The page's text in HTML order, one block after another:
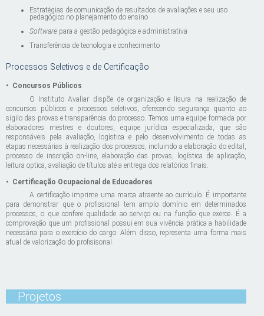
Estratégias de comunicação de resultados de avaliações e seu uso
pedagógico no planejamento do ensino
Software para a gestão pedagógica e administrativa
Transferência de tecnologia e conhecimento
Processos Seletivos e de Certificação
• Concursos Públicos
O Instituto Avaliar dispõe de organização e lisura na realização de
concursos públicos e processos seletivos, oferecendo segurança quanto ao
sigilo das provas e transparência do processo. Temos uma equipe formada por
elaboradores mestres e doutores, equipe jurídica especializada, que são
responsáveis pela avaliação, logística e pelo desenvolvimento de todas as
etapas necessárias à realização dos processos, incluindo a elaboração do edital,
processo de inscrição on-line, elaboração das provas, logística de aplicação,
leitura optica, avaliação de títulos até a entrega dos relatórios finais.
• Certificação Ocupacional de Educadores
A certificação imprime uma marca atraente ao currículo. É importante
para demonstrar que o profissional tem amplo domínio em determinados
processos, o que confere qualidade ao serviço ou na função que exerce. É a
comprovação que um profissional possui em sua vivência prática a habilidade
necessária para o exercício do cargo. Além disso, representa uma forma mais
atual de valorização do profisisonal.
Projetos